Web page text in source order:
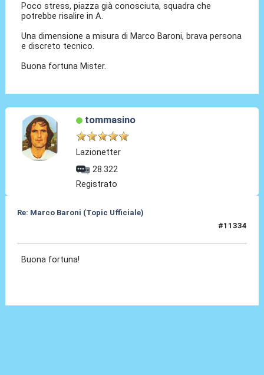
Poco stress, piazza già conosciuta, squadra che
potrebbe risalire in A.
Una dimensione a misura di Marco Baroni, brava persona
e discreto tecnico.
Buona fortuna Mister.
tommasino
Lazionetter
28.322
Registrato
Re: Marco Baroni (Topic Ufficiale)
#11334
Buona fortuna!